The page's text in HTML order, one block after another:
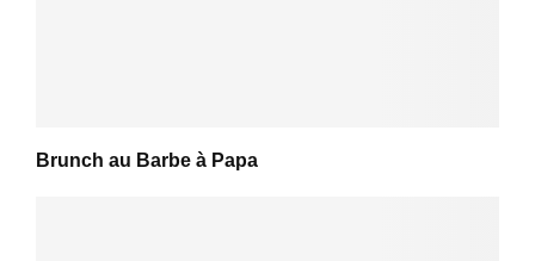
Brunch au Barbe à Papa